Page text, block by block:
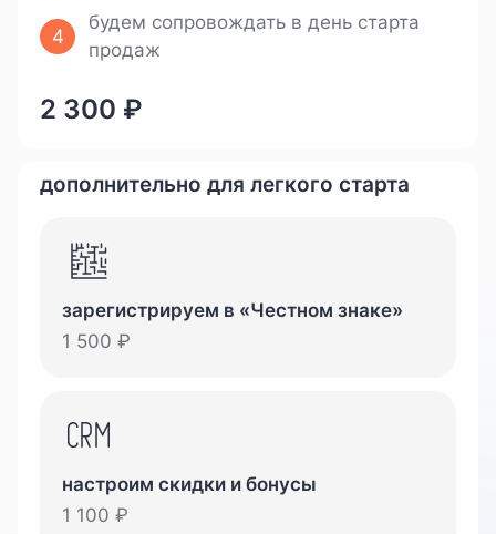
4
будем сопровождать в день старта
продаж
2 300 ₽
дополнительно для легкого старта
зарегистрируем в «Честном знаке»
1 500 ₽
настроим скидки и бонусы
1 100 ₽